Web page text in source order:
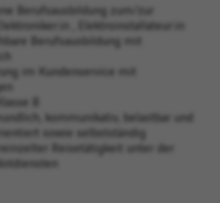
Berufsausbildung zum/zur
, Elektroinstallateur:in
Berufsausbildung mit
im Kundenservice mit
B
kommunikativ, belastbar und
sowie selbstständig
Reisetätigkeit unter der